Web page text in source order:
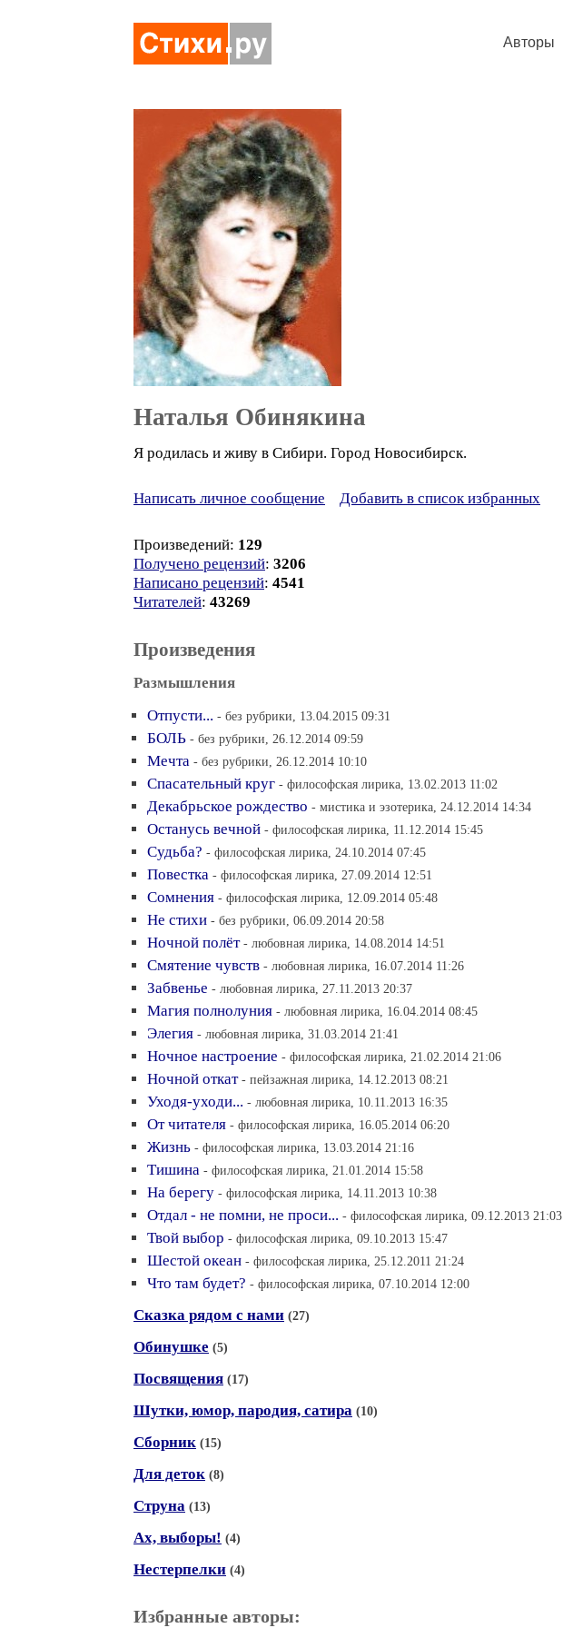
Авторы
Наталья Обинякина
Я родилась и живу в Сибири. Город Новосибирск.
Написать личное сообщение Добавить в список избранных
Произведений: 129
Получено рецензий: 3206
Написано рецензий: 4541
Читателей: 43269
Произведения
Размышления
Отпусти... - без рубрики, 13.04.2015 09:31
БОЛЬ - без рубрики, 26.12.2014 09:59
Мечта - без рубрики, 26.12.2014 10:10
Спасательный круг - философская лирика, 13.02.2013 11:02
Декабрьское рождество - мистика и эзотерика, 24.12.2014 14:34
Останусь вечной - философская лирика, 11.12.2014 15:45
Судьба? - философская лирика, 24.10.2014 07:45
Повестка - философская лирика, 27.09.2014 12:51
Сомнения - философская лирика, 12.09.2014 05:48
Не стихи - без рубрики, 06.09.2014 20:58
Ночной полёт - любовная лирика, 14.08.2014 14:51
Смятение чувств - любовная лирика, 16.07.2014 11:26
Забвенье - любовная лирика, 27.11.2013 20:37
Магия полнолуния - любовная лирика, 16.04.2014 08:45
Элегия - любовная лирика, 31.03.2014 21:41
Ночное настроение - философская лирика, 21.02.2014 21:06
Ночной откат - пейзажная лирика, 14.12.2013 08:21
Уходя-уходи... - любовная лирика, 10.11.2013 16:35
От читателя - философская лирика, 16.05.2014 06:20
Жизнь - философская лирика, 13.03.2014 21:16
Тишина - философская лирика, 21.01.2014 15:58
На берегу - философская лирика, 14.11.2013 10:38
Отдал - не помни, не проси... - философская лирика, 09.12.2013 21:03
Твой выбор - философская лирика, 09.10.2013 15:47
Шестой океан - философская лирика, 25.12.2011 21:24
Что там будет? - философская лирика, 07.10.2014 12:00
Сказка рядом с нами (27)
Обинушке (5)
Посвящения (17)
Шутки, юмор, пародия, сатира (10)
Сборник (15)
Для деток (8)
Струна (13)
Ах, выборы! (4)
Нестерпелки (4)
Избранные авторы: